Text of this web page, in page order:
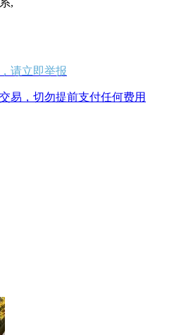
请立即举报
易，切勿提前支付任何费用